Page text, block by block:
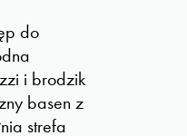
do
i brodzik
basen z
strefa